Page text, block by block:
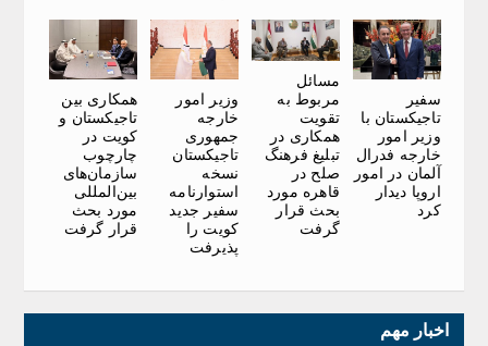
سفیر
تاجیکستان با
وزیر امور
خارجه فدرال
آلمان در امور
اروپا دیدار
کرد
مسائل
مربوط به
تقویت
همکاری در
تبلیغ فرهنگ
صلح در
قاهره مورد
بحث قرار
گرفت
وزیر امور
خارجه
جمهوری
تاجیکستان
نسخه
استوارنامه
سفیر جدید
کویت را
پذیرفت
همکاری بین
تاجیکستان و
کویت در
چارچوب
سازمان‌های
بین‌المللی
مورد بحث
قرار گرفت
اخبار مهم